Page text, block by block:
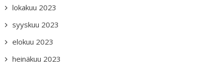
lokakuu 2023
syyskuu 2023
elokuu 2023
heinäkuu 2023